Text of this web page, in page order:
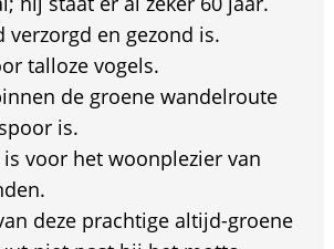
verzorgd en gezond is.
talloze vogels.
de groene wandelroute
is.
voor het woonplezier van
deze prachtige altijd-groene